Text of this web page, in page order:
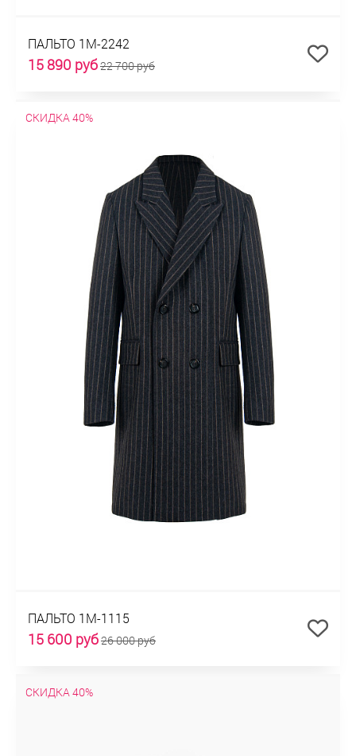
ПАЛЬТО 1М-2242
15 890 руб22 700 руб
СКИДКА 40%
ПАЛЬТО 1М-1115
15 600 руб26 000 руб
СКИДКА 40%